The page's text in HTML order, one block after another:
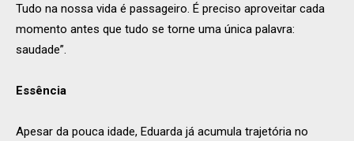
Tudo na nossa vida é passageiro. É preciso aproveitar cada
momento antes que tudo se torne uma única palavra:
saudade”.
Essência
Apesar da pouca idade, Eduarda já acumula trajetória no